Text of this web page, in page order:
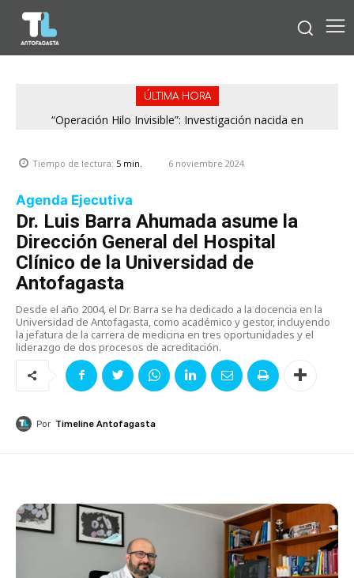
ÚLTIMA HORA
“Operación Hilo Invisible”: Investigación nacida en
Tiempo de lectura: 5 min. 6 noviembre 2024
Agenda Ejecutiva
Dr. Luis Barra Ahumada asume la
Dirección General del Hospital
Clínico de la Universidad de
Antofagasta
Desde el año 2004, el Dr. Barra se ha dedicado a la docencia en la
Universidad de Antofagasta, como académico y gestor, incluyendo
la jefatura de la carrera de medicina en tres oportunidades y el
liderazgo de dos procesos de acreditación.
Por Timeline Antofagasta